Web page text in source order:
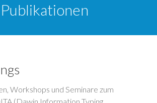
Publikationen
Workshops und Seminare zum